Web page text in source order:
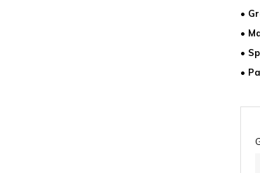
•
•
•
•